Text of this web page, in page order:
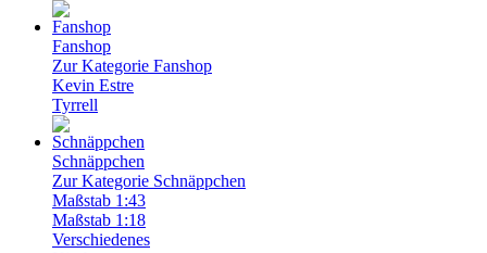
Fanshop
Zur Kategorie Fanshop
Kevin Estre
Tyrrell
Schnäppchen
Zur Kategorie Schnäppchen
Maßstab 1:43
Maßstab 1:18
Verschiedenes